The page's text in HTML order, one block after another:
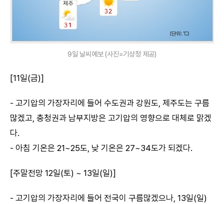
9일 날씨예보 (사진=기상청 제공)
[11일(금)]
- 고기압의 가장자리에 들어 수도권과 강원도, 제주도는 구름
많겠고, 충청권과 남부지방은 고기압의 영향으로 대체로 맑겠
다.
- 아침 기온은 21~25도, 낮 기온은 27~34도가 되겠다.
[주말전망 12일(토) ~ 13일(일)]
- 고기압의 가장자리에 들어 전국이 구름많겠으나, 13일(일)